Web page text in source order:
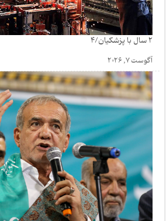
2 سال با پزشکیان/4
آگوست 7, 2026